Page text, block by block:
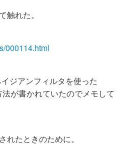
触れた。
000114.html
ジアンフィルタを使った
が書かれていたのでメモして
れたときのために。